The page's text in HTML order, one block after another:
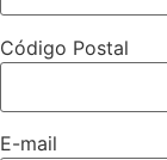
Código Postal
E-mail